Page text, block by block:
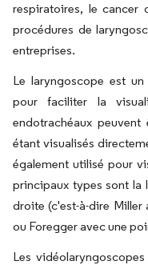
respiratoires, le cancer
procédures de
entreprises.
Le laryngoscope est
pour faciliter la
endotrachéaux
étant visualisés
également utilisé pour
principaux types sont la
droite (c'est-à-dire
ou Foregger avec une
Les